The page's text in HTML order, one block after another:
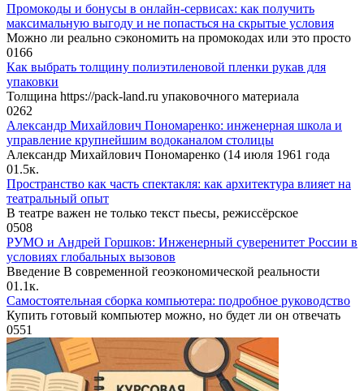
Промокоды и бонусы в онлайн-сервисах: как получить
максимальную выгоду и не попасться на скрытые условия
Можно ли реально сэкономить на промокодах или это просто
0166
Как выбрать толщину полиэтиленовой пленки рукав для
упаковки
Толщина https://pack-land.ru упаковочного материала
0262
Александр Михайлович Пономаренко: инженерная школа и
управление крупнейшим водоканалом столицы
Александр Михайлович Пономаренко (14 июля 1961 года
01.5к.
Пространство как часть спектакля: как архитектура влияет на
театральный опыт
В театре важен не только текст пьесы, режиссёрское
0508
РУМО и Андрей Горшков: Инженерный суверенитет России в
условиях глобальных вызовов
Введение В современной геоэкономической реальности
01.1к.
Самостоятельная сборка компьютера: подробное руководство
Купить готовый компьютер можно, но будет ли он отвечать
0551